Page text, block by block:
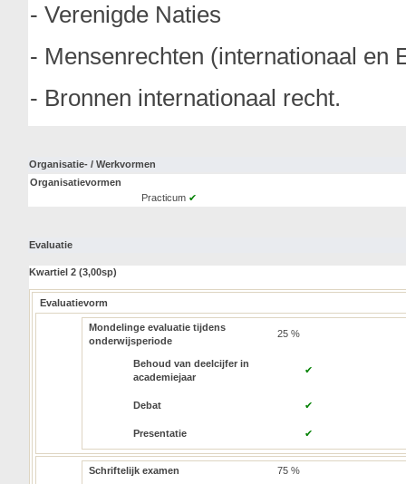
- Verenigde Naties
- Mensenrechten (internationaal en
- Bronnen internationaal recht.
Organisatie- / Werkvormen
Organisatievormen
Practicum ✔
Evaluatie
Kwartiel 2 (3,00sp)
Evaluatievorm
Mondelinge evaluatie tijdens
onderwijsperiode
25 %
Behoud van deelcijfer in
academiejaar
✔
Debat ✔
Presentatie ✔
Schriftelijk examen 75 %